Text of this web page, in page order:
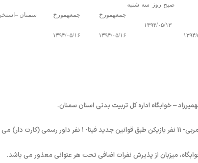
صبح روز سه شنبه
جمعهمورخ
۱۳۹۴/۰۵/۱۶
جمعهمورخ
۱۳۹۴/۰۵/۱۶
سمنان –استخر ۲۲ بهمن
– خوابگاه اداره کل تربیت بدنی استان سمنان.
میزبان از پذیرش نفرات اضافی تحت هر عنوانی معذور می باشد.